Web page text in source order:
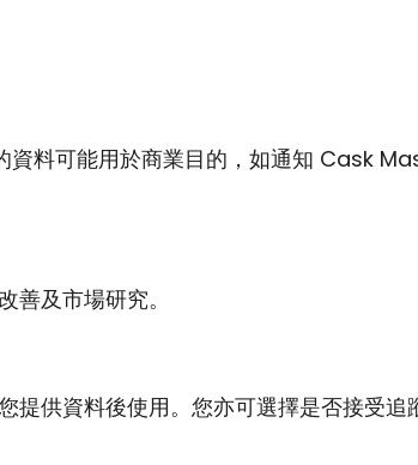
料可能用於商業目的，如通知 Cask
及市場研究。
供資料後使用。您亦可選擇是否接受